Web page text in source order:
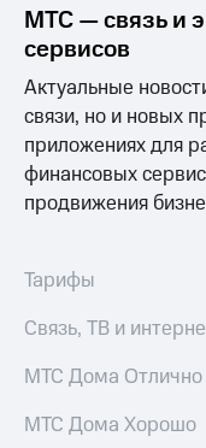
Документы
ПАО
"МТС"
Собрания
акционеров
Личный
кабинет
аудит
акций
Описание
МТС — связь и
сервисов
Актуальные
связи, но и новых
приложениях для
финансовых
продвижения
Тарифы
Связь, ТВ и
МТС Дома Отлично
МТС Дома Хорошо